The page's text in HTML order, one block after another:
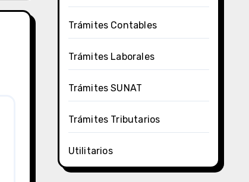
Trámites Contables
Trámites Laborales
Trámites SUNAT
Trámites Tributarios
Utilitarios